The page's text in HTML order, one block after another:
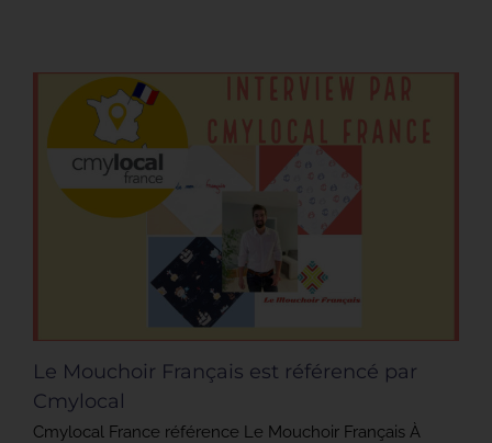
Le Mouchoir Français est référencé par
Cmylocal
Cmylocal France référence Le Mouchoir Français À